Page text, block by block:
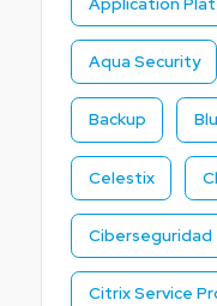
Aqua Security
Backup
Celestix
Ciberseguridad
Citrix Service